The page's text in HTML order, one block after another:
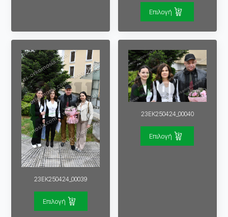
Επιλογή
23EK250424_00039
Επιλογή
23EK250424_00040
Επιλογή